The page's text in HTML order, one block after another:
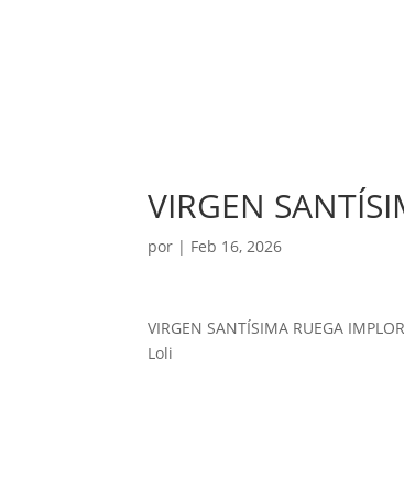
VIRGEN
por | Feb 16, 2026
VIRGEN SANTÍSIMA RUEGA
Loli